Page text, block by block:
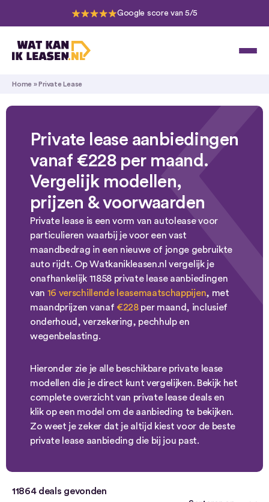
Google score van 5/5
Home »Private Lease
Private lease aanbiedingen
vanaf €228 per maand.
Vergelijk modellen,
prijzen & voorwaarden
Private lease is een vorm van autolease voor
particulieren waarbij je voor een vast
maandbedrag in een nieuwe of jonge gebruikte
auto rijdt. Op Watkanikleasen.nl vergelijk je
onafhankelijk 11858 private lease aanbiedingen
van 16 verschillende leasemaatschappijen, met
maandprijzen vanaf €228per maand, inclusief
onderhoud, verzekering, pechhulp en
wegenbelasting.
Hieronder zie je alle beschikbare private lease
modellen die je direct kunt vergelijken. Bekijk het
complete overzicht van private lease deals en
klik op een model om de aanbieding te bekijken.
Zo weet je zeker dat je altijd kiest voor de beste
private lease aanbieding die bij jou past.
11864deals gevonden